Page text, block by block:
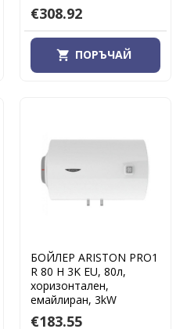
€308.92
ПОРЪЧАЙ
БОЙЛЕР ARISTON PRO1
R 80 H 3K EU, 80л,
хоризонтален,
емайлиран, 3kW
€183.55